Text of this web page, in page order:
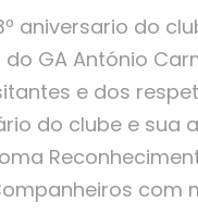
aniversario do
GA António
e dos
do clube e sua
com